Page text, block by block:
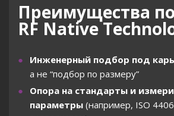
Преимущества
RF Native
Инженерный подбор под
а не “подбор по размеру”
Опора на стандарты и
параметры (например, ISO